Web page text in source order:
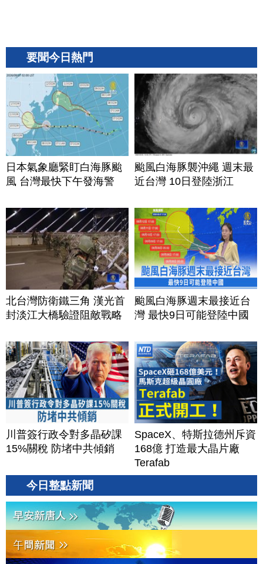
要聞今日熱門
日本氣象廳緊盯白海豚颱
風 台灣最快下午發海警
颱風白海豚襲沖繩 週末最
近台灣 10日登陸浙江
北台灣防衛鐵三角 漢光首
封淡江大橋驗證阻敵戰略
颱風白海豚週末最接近台
灣 最快9日可能登陸中國
川普簽行政令對多晶矽課
15%關稅 防堵中共傾銷
SpaceX、特斯拉德州斥資
168億 打造最大晶片廠
Terafab
今日整點新聞